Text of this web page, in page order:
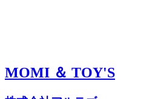
MOMI ＆ TOY'S